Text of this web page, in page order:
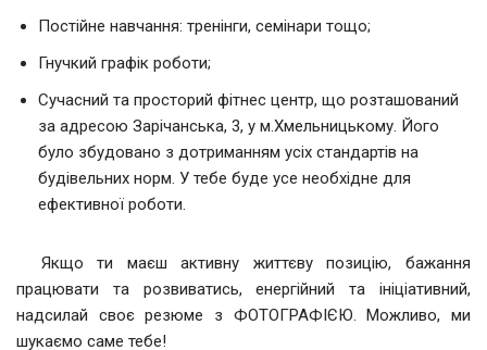
Постійне навчання: тренінги, семінари тощо;
Гнучкий графік роботи;
Сучасний та просторий фітнес центр, що розташований
за адресою Зарічанська, 3, у м.Хмельницькому. Його
було збудовано з дотриманням усіх стандартів на
будівельних норм. У тебе буде усе необхідне для
ефективної роботи.
Якщо ти маєш активну життєву позицію, бажання
працювати та розвиватись, енергійний та ініціативний,
надсилай своє резюме з ФОТОГРАФІЄЮ. Можливо, ми
шукаємо саме тебе!